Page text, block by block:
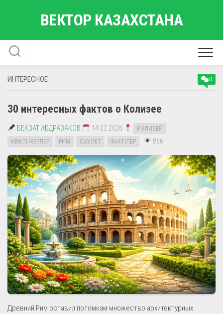
ВЕКТОР КАЗАХСТАНА
ИНТЕРЕСНОЕ 0
30 интересных фактов о Колизее
БЕКЗАТ АБДРАЗАКОВ 14.02.2026
КОЛИЗЕЙ
КӨРІКТІ ЖЕРЛЕР
РИМ СӘУЛЕТ ФАКТІЛЕР 866
Древний Рим оставил потомкам множество архитектурных